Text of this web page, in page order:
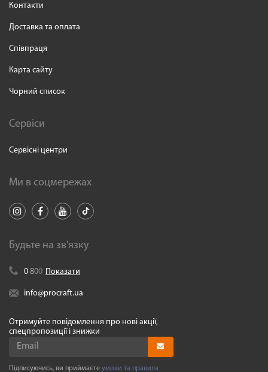
Контакти
Доставка та оплата
Співпраця
Карта сайту
Чорний список
Сервіси
Сервісні центри
Ми в соцмережах
Будьте на зв'язку
0 800 Показати
info@procraft.ua
Отримуйте повідомлення про нові акції,
спецпропозиції і знижки
Підписуючись, ви приймаєте умови та правила